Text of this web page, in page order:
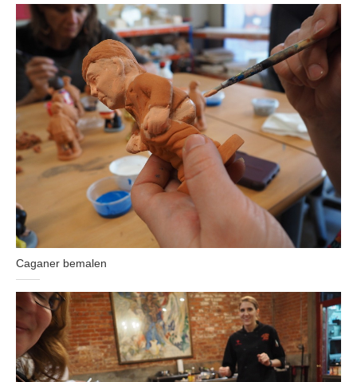
Caganer bemalen